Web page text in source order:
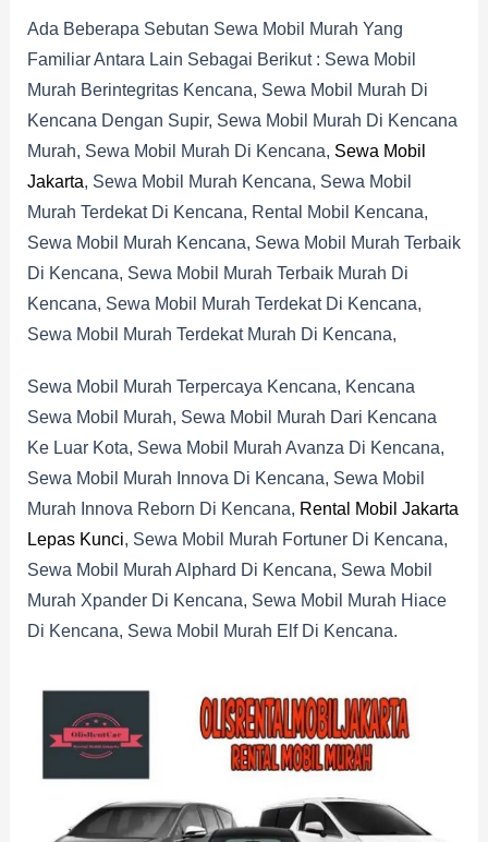
Ada Beberapa Sebutan Sewa Mobil Murah Yang
Familiar Antara Lain Sebagai Berikut : Sewa Mobil
Murah Berintegritas Kencana, Sewa Mobil Murah Di
Kencana Dengan Supir, Sewa Mobil Murah Di Kencana
Murah, Sewa Mobil Murah Di Kencana, Sewa Mobil
Jakarta, Sewa Mobil Murah Kencana, Sewa Mobil
Murah Terdekat Di Kencana, Rental Mobil Kencana,
Sewa Mobil Murah Kencana, Sewa Mobil Murah Terbaik
Di Kencana, Sewa Mobil Murah Terbaik Murah Di
Kencana, Sewa Mobil Murah Terdekat Di Kencana,
Sewa Mobil Murah Terdekat Murah Di Kencana,
Sewa Mobil Murah Terpercaya Kencana, Kencana
Sewa Mobil Murah, Sewa Mobil Murah Dari Kencana
Ke Luar Kota, Sewa Mobil Murah Avanza Di Kencana,
Sewa Mobil Murah Innova Di Kencana, Sewa Mobil
Murah Innova Reborn Di Kencana, Rental Mobil Jakarta
Lepas Kunci, Sewa Mobil Murah Fortuner Di Kencana,
Sewa Mobil Murah Alphard Di Kencana, Sewa Mobil
Murah Xpander Di Kencana, Sewa Mobil Murah Hiace
Di Kencana, Sewa Mobil Murah Elf Di Kencana.